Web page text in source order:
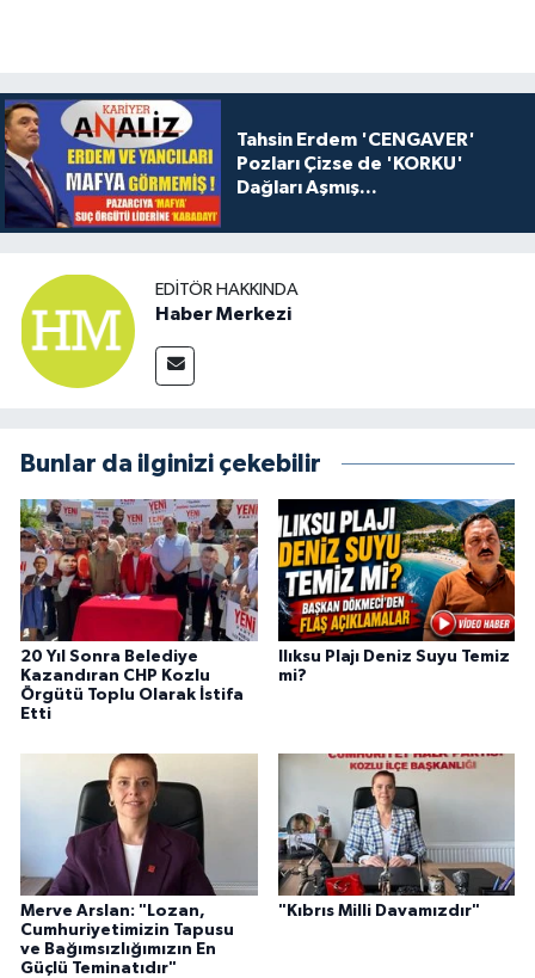
Tahsin Erdem 'CENGAVER'
Pozları Çizse de 'KORKU'
Dağları Aşmış...
EDITÖR HAKKINDA
Haber Merkezi
Bunlar da ilginizi çekebilir
20 Yıl Sonra Belediye
Kazandıran CHP Kozlu
Örgütü Toplu Olarak İstifa
Etti
Ilıksu Plajı Deniz Suyu Temiz
mi?
Merve Arslan: "Lozan,
Cumhuriyetimizin Tapusu
ve Bağımsızlığımızın En
Güçlü Teminatıdır"
"Kıbrıs Milli Davamızdır"